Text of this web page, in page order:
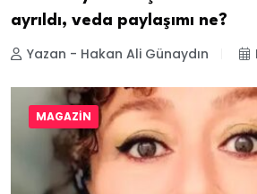
ayrıldı, veda paylaşımı ne?
Yazan - Hakan Ali Günaydın
MAGAZIN